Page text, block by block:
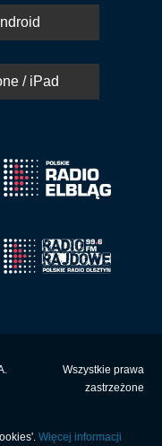
/ iPad
Wszystkie prawa
zastrzeżone
Więcej informacji